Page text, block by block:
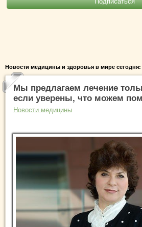
Новости медицины и здоровья в мире сегодня:
Мы предлагаем лечение
если уверены, что можем
Новости медицины